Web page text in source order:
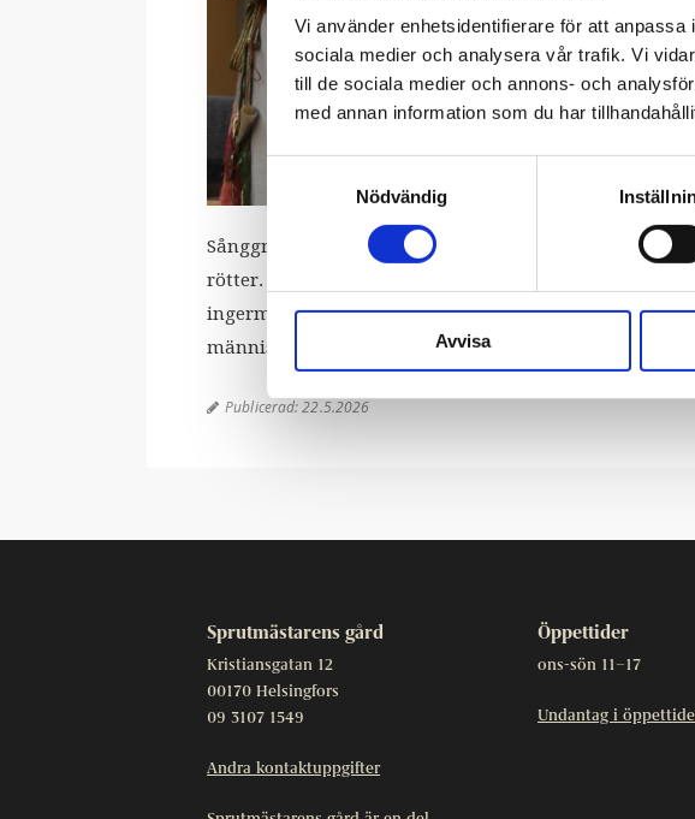
Vi använder enhetsidentifierare för att
sociala medier och analysera vår trafik. Vi
till de sociala medier och annons- och
med annan information som du har
Nödvändig
Avvisa
Sånggruppen Inehmo
följer vägen hos melodier i
rötter. Födelsemyter och djurberättelser, grova
ingermanländska melodier får oss att reflektera över
människans förehavanden.
 Publicerad:22.5.2026
Sprutmästarens gård
Kristiansgatan 12
00170 Helsingfors
09 3107 1549
Andra kontaktuppgifter
Öppettider
ons-sön 11–17
Undantag i